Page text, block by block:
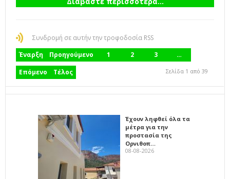
Συνδρομή σε αυτήν την τροφοδοσία RSS
Έναρξη
Προηγούμενο 1 2 3
…
Επόμενο
Τέλος Σελίδα 1 από 39
Έχουν ληφθεί όλα τα
μέτρα για την
προστασία της
Ορνιθοπ…
08-08-2026